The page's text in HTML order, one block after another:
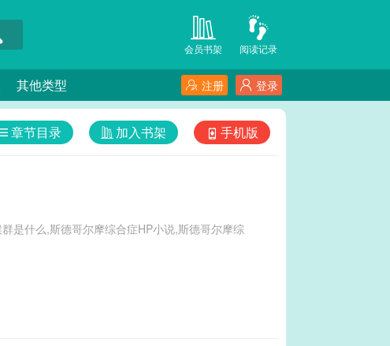
阅读记录
会员书架
其他类型 登录
注册
手机版
加入书架
章节目录